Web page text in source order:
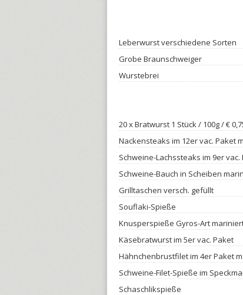
Leberwurst verschiedene Sorten
Grobe Braunschweiger
Wurstebrei
20 x Bratwurst 1 Stück / 100g / €
Nackensteaks im 12er vac. Paket
Schweine-Lachssteaks im 9er
Schweine-Bauch in Scheiben
Grilltaschen versch. gefüllt
Souflaki-Spieße
Knusperspieße Gyros-Art
Käsebratwurst im 5er vac. Paket
Hähnchenbrustfilet im 4er Paket
Schweine-Filet-Spieße im
Schaschlikspieße